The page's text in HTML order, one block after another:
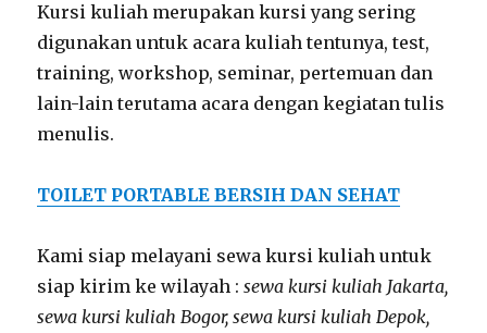
Kursi kuliah merupakan kursi yang sering
digunakan untuk acara kuliah tentunya, test,
training, workshop, seminar, pertemuan dan
lain-lain terutama acara dengan kegiatan tulis
menulis.
TOILET PORTABLE BERSIH DAN SEHAT
Kami siap melayani sewa kursi kuliah untuk
siap kirim ke wilayah :sewa kursi kuliah Jakarta,
sewa kursi kuliah Bogor, sewa kursi kuliah Depok,